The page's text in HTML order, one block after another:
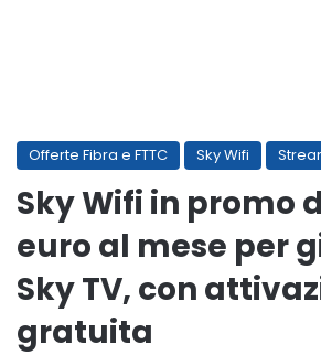
Offerte Fibra e FTTC Sky Wifi
Sky Wifi in promo
euro al mese per
Sky TV, con
gratuita